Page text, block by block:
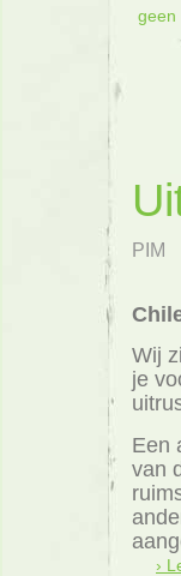
geen
PIM
Wij
je
Een
van
›